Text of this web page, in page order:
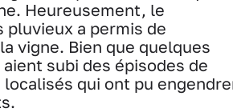
Heureusement, le
pluvieux a permis de
vigne. Bien que quelques
subi des épisodes de
qui ont pu